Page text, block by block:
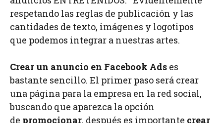
respetando las reglas de publicación y las
cantidades de texto, imágenes y logotipos
que podemos integrar a nuestras artes.
Crear un anuncio en Facebook Ads es
bastante sencillo. El primer paso será crear
una página para la empresa en la red social,
buscando que aparezca la opción
de promocionar, después es importante crear